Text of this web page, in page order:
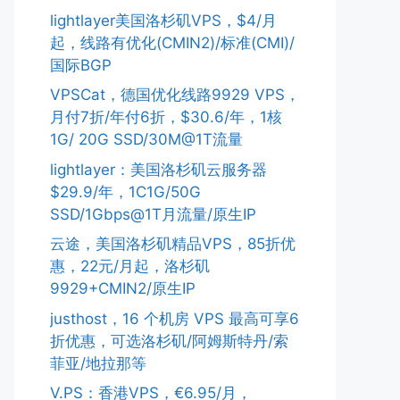
lightlayer美国洛杉矶VPS，$4/月
起，线路有优化(CMIN2)/标准(CMI)/
国际BGP
VPSCat，德国优化线路9929 VPS，
月付7折/年付6折，$30.6/年，1核
1G/ 20G SSD/30M@1T流量
lightlayer：美国洛杉矶云服务器
$29.9/年，1C1G/50G
SSD/1Gbps@1T月流量/原生IP
云途，美国洛杉矶精品VPS，85折优
惠，22元/月起，洛杉矶
9929+CMIN2/原生IP
justhost，16 个机房 VPS 最高可享6
折优惠，可选洛杉矶/阿姆斯特丹/索
菲亚/地拉那等
V.PS：香港VPS，€6.95/月，